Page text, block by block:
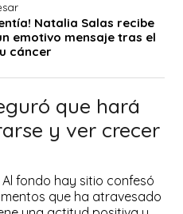
Natalia Salas recibe
emotivo mensaje tras el
cáncer
que hará
y ver crecer
fondo hay sitio confesó
que ha atravesado